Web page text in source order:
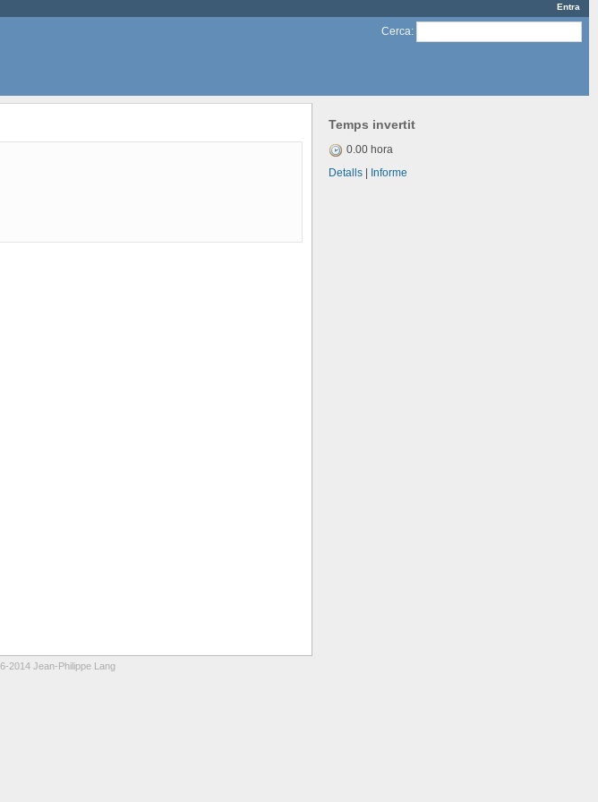
Entra
Cerca:
Temps invertit
0.00 hora
Detalls| Informe
2014 Jean-Philippe Lang